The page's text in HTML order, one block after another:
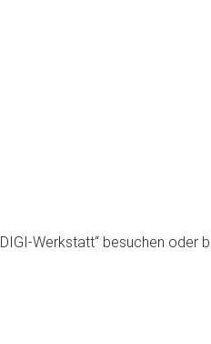
Werkstatt“ besuchen oder